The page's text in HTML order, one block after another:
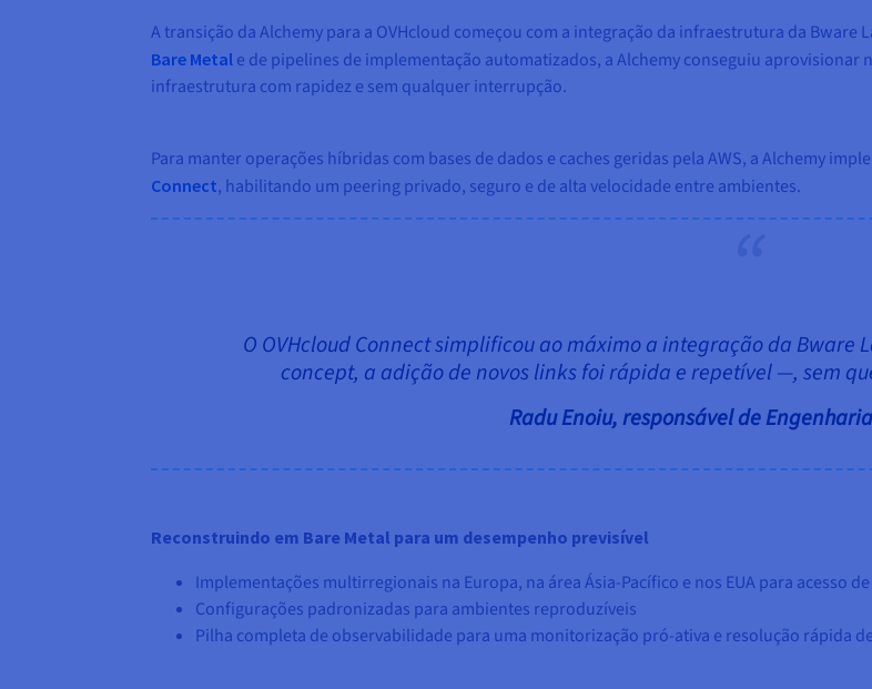
A transição da Alchemy para a OVHcloud começou com a integração da infraestrutura da Bware
Bare Metal e de pipelines de implementação automatizados, a Alchemy conseguiu
infraestrutura com rapidez e sem qualquer interrupção.
Para manter operações híbridas com bases de dados e caches geridas pela AWS, a Alchemy
Connect, habilitando um peering privado, seguro e de alta velocidade entre ambientes.
O OVHcloud Connect simplificou ao máximo a integração da Bware
concept, a adição de novos links foi rápida e repetível—, sem
Radu Enoiu, responsável de
Reconstruindo em Bare Metal para um desempenho previsível
Implementações multirregionais na Europa, na área Ásia-Pacífico e nos EUA para acesso
Configurações padronizadas para ambientes reproduzíveis
Pilha completa de observabilidade para uma monitorização pró-ativa e resolução rápida